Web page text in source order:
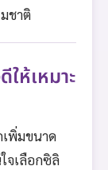
ชาติ
ห้เหมาะ
เพิ่มขนาด
จเลือกซิลิ